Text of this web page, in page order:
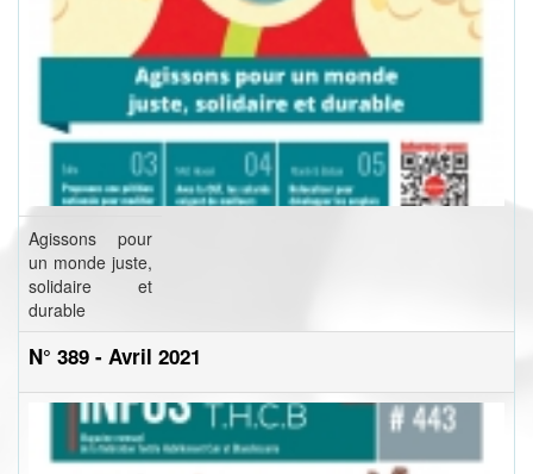
Agissons pour
un monde juste,
solidaire et
durable
N° 389 - Avril 2021